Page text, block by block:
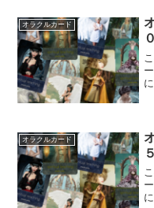
オラクルカード
オラクルカード
５